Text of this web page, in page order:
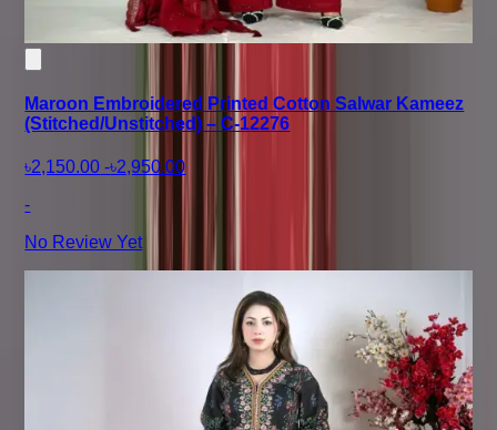
Maroon Embroidered Printed Cotton Salwar Kameez
(Stitched/Unstitched) – C-12276
৳2,150.00 -৳2,950.00
-
No Review Yet